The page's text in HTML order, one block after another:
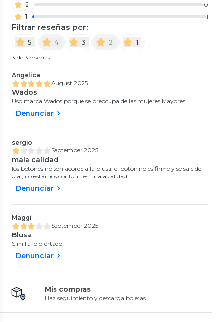
2
0
1
1
Filtrar reseñas por:
5 4 3 2 1
3 de 3 reseñas
Angelica
August 2025
Wados
Uso marca Wados porque se preocupa de las mujeres Mayores.
Denunciar
sergio
September 2025
mala calidad
los botones no son acorde a la blusa, el boton no es firme y se sale del
ojal, no estamos conformes, mala calidad
Denunciar
Maggi
September 2025
Blusa
Simil a lo ofertado
Denunciar
Mis compras
Haz seguimiento y descarga boletas